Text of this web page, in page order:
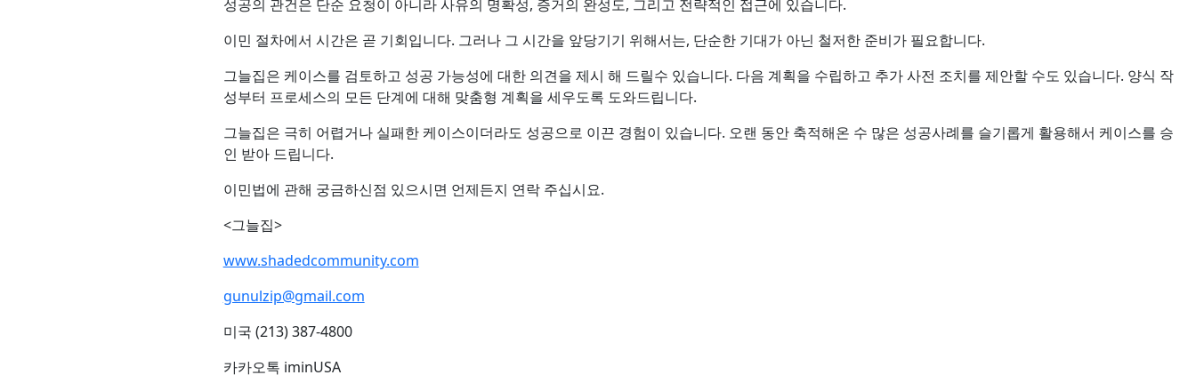
성공의 관건은 단순 요청이 아니라 사유의 명확성, 증거의 완성도, 그리고 전략적인 접근에 있습니다.
이민 절차에서 시간은 곧 기회입니다. 그러나 그 시간을 앞당기기 위해서는, 단순한 기대가 아닌 철저한 준비가 필요합니다.
그늘집은 케이스를 검토하고 성공 가능성에 대한 의견을 제시 해 드릴수 있습니다. 다음 계획을 수립하고 추가 사전 조치를 제안할 수도 있습니다. 양식 작
성부터 프로세스의 모든 단계에 대해 맞춤형 계획을 세우도록 도와드립니다.
그늘집은 극히 어렵거나 실패한 케이스이더라도 성공으로 이끈 경험이 있습니다. 오랜 동안 축적해온 수 많은 성공사례를 슬기롭게 활용해서 케이스를 승
인 받아 드립니다.
이민법에 관해 궁금하신점 있으시면 언제든지 연락 주십시요.
<그늘집>
www.shadedcommunity.com
gunulzip@gmail.com
미국 (213) 387-4800
카카오톡 iminUSA